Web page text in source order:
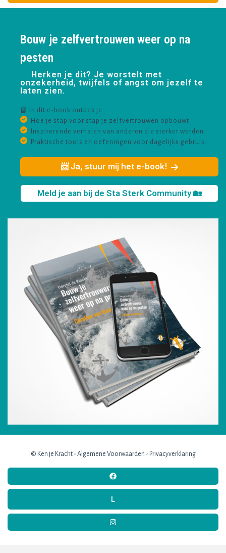
Bouw je zelfvertrouwen weer op na
pesten
Herken je dit? Je worstelt met
onzekerheid, twijfels of angst om jezelf te
laten zien.
📘 In dit e-book ontdek je:
Hoe je stap voor stap je zelfvertrouwen opbouwt.
Inspirerende verhalen van anderen die sterker werden.
Praktische tools en oefeningen voor dagelijks gebruik.
📨 Ja, stuur mij het e-book!
Meld je aan bij de Sta Sterk Community 🏡
© Ken je Kracht - Algemene Voorwaarden - Privacyverklaring
L